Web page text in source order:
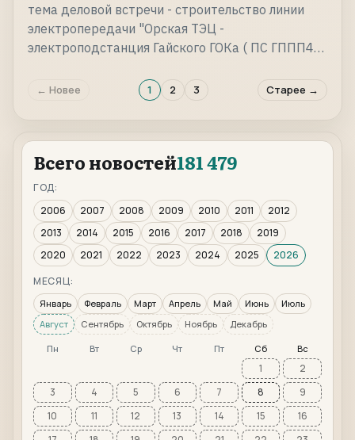
тема деловой встречи - строительство линии
электропередачи "Орская ТЭЦ -
электроподстанция Гайского ГОКа ( ПС ГППП4…
← Новее 1 2 3 Старее →
Всего новостей181 479
ГОД:
2006
2007 2008 2009 2010 2011
2012
2013
2014 2015 2016 2017 2018
2019
2020
2021 2022 2023 2024 2025
2026
МЕСЯЦ:
Январь Февраль Март Апрель Май Июнь
Июль
Август
Сентябрь Октябрь Ноябрь Декабрь
Пн Вт Ср Чт Пт Сб Вс
1
2
3
4 5 6 7 8
9
10
11 12 13 14 15
16